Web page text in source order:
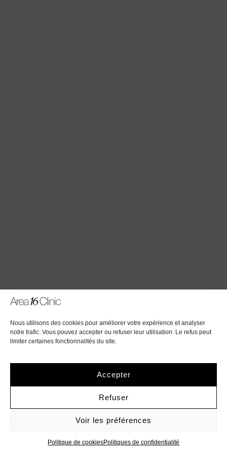
Nous utilisons des cookies pour améliorer votre expérience et analyser
notre trafic. Vous pouvez accepter ou refuser leur utilisation. Le refus peut
limiter certaines fonctionnalités du site.
Accepter
Refuser
Voir les préférences
Politique de cookiesPolitiques de confidentialité